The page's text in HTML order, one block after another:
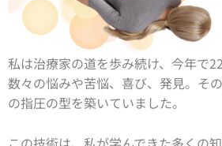
私は治療家の道を歩み続け、今年で
数々の悩みや苦悩、喜び、発見。そ
の指圧の型を築いていました。